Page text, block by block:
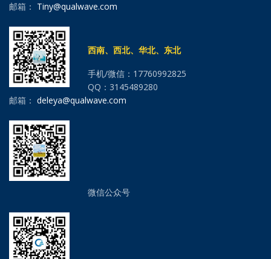
邮箱： Tiny@qualwave.com
西南、西北、华北、东北
手机/微信：17760992825
QQ：3145489280
邮箱： deleya@qualwave.com
微信公众号